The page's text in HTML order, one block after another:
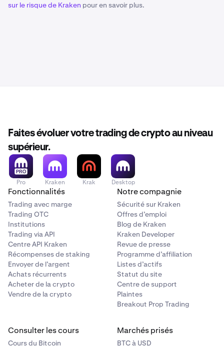
sur le risque de Kraken pour en savoir plus.
Faites évoluer votre trading de crypto au niveau
supérieur.
Pro Kraken Krak Desktop
Fonctionnalités
Trading avec marge
Trading OTC
Institutions
Trading via API
Centre API Kraken
Récompenses de staking
Envoyer de l’argent
Achats récurrents
Acheter de la crypto
Vendre de la crypto
Notre compagnie
Sécurité sur Kraken
Offres d’emploi
Blog de Kraken
Kraken Developer
Revue de presse
Programme d’affiliation
Listes d’actifs
Statut du site
Centre de support
Plaintes
Breakout Prop Trading
Consulter les cours
Cours du Bitcoin
Marchés prisés
BTC à USD